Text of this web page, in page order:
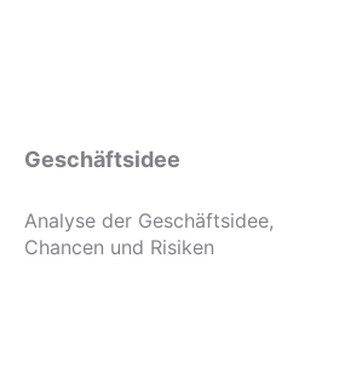
Geschäftsidee
Analyse der Geschäftsidee,
Chancen und Risiken